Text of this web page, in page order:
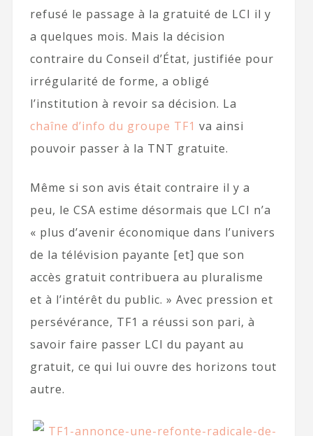
refusé le passage à la gratuité de LCI il y
a quelques mois. Mais la décision
contraire du Conseil d’État, justifiée pour
irrégularité de forme, a obligé
l’institution à revoir sa décision. La
chaîne d’info du groupe TF1 va ainsi
pouvoir passer à la TNT gratuite.
Même si son avis était contraire il y a
peu, le CSA estime désormais que LCI n’a
« plus d’avenir économique dans l’univers
de la télévision payante [et] que son
accès gratuit contribuera au pluralisme
et à l’intérêt du public. » Avec pression et
persévérance, TF1 a réussi son pari, à
savoir faire passer LCI du payant au
gratuit, ce qui lui ouvre des horizons tout
autre.